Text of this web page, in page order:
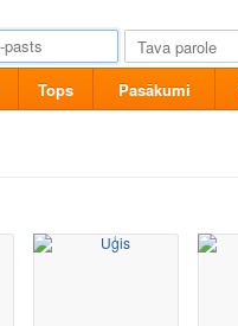
Tops Pasākumi